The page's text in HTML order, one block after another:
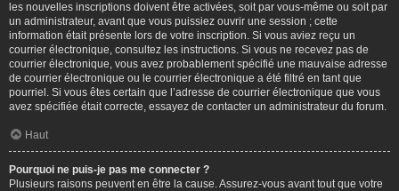
les nouvelles inscriptions doivent être activées, soit par vous-même ou soit par
un administrateur, avant que vous puissiez ouvrir une session ; cette
information était présente lors de votre inscription. Si vous aviez reçu un
courrier électronique, consultez les instructions. Si vous ne recevez pas de
courrier électronique, vous avez probablement spécifié une mauvaise adresse
de courrier électronique ou le courrier électronique a été filtré en tant que
pourriel. Si vous êtes certain que l’adresse de courrier électronique que vous
avez spécifiée était correcte, essayez de contacter un administrateur du forum.
Haut
Pourquoi ne puis-je pas me connecter ?
Plusieurs raisons peuvent en être la cause. Assurez-vous avant tout que votre